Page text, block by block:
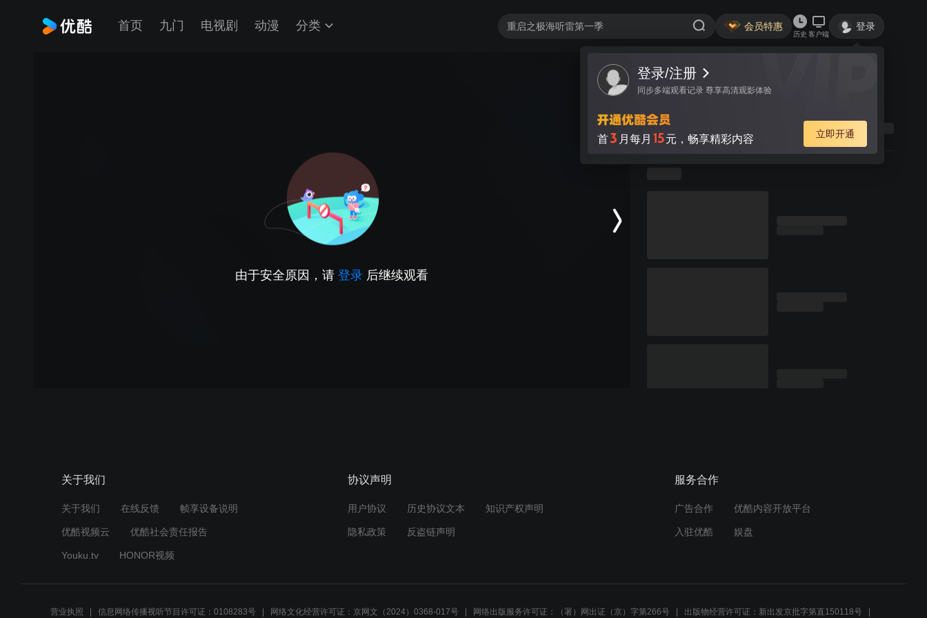
首页 九门 电视剧 动漫 分类 会员特惠
历史 客户端
登录
登录/注册
同步多端观看记录 尊享高清观影体验
首3 月每月 15元，畅享精彩内容 立即开通
由于安全原因，请 登录 后继续观看
关于我们
关于我们 在线反馈 帧享设备说明
优酷视频云 优酷社会责任报告
Youku.tv HONOR视频
协议声明
用户协议 历史协议文本 知识产权声明
隐私政策 反盗链声明
服务合作
广告合作 优酷内容开放平台
入驻优酷 娱盘
营业执照 信息网络传播视听节目许可证：0108283号 网络文化经营许可证：京网文（2024）0368-017号 网络出版服务许可证：（署）网出证（京）字第266号 出版物经营许可证：新出发京批字第直150118号